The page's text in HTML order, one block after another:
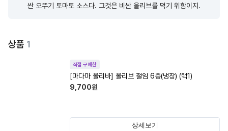
싼 오뚜기 토마토 소스다. 그것은 비싼 올리브를 먹기 위함이지.
상품 1
직접 구매한
[마다마 올리바] 올리브 절임 6종(냉장) (택1)
9,700원
상세보기